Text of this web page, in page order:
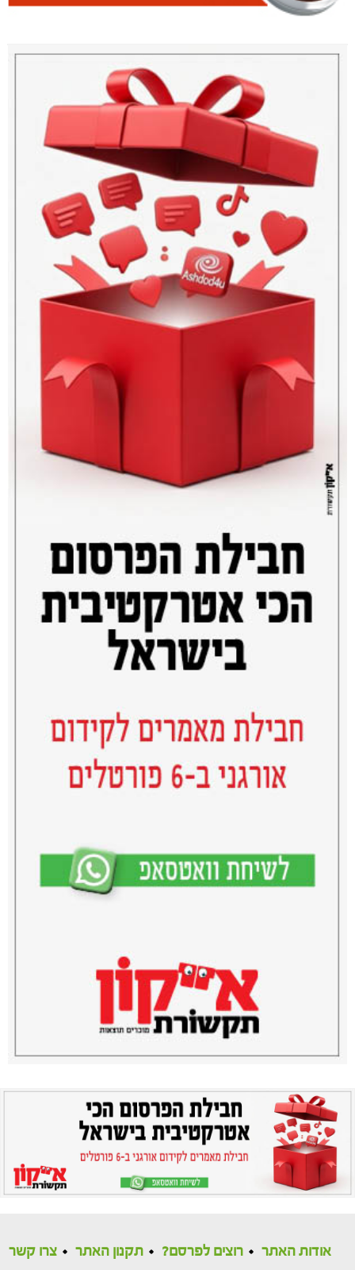
אודות האתר רוצים לפרסם? תקנון האתר צרו קשר